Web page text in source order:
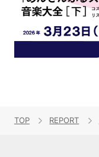
TOP REPORT